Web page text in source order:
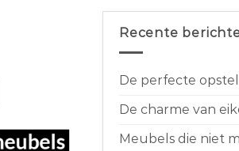
Recente
De perfecte
De charme van
Meubels die niet